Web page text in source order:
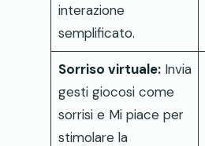
interazione
semplificato.
Sorriso virtuale:Invia
gesti giocosi come
sorrisi e Mi piace per
stimolare la